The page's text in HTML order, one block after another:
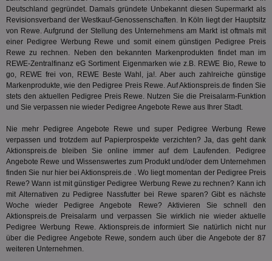
Deutschland gegründet. Damals gründete Unbekannt diesen Supermarkt als
Revisionsverband der Westkauf‑Genossenschaften. In Köln liegt der Hauptsitz
von Rewe. Aufgrund der Stellung des Unternehmens am Markt ist oftmals mit
einer Pedigree Werbung Rewe und somit einem günstigen Pedigree Preis
Rewe zu rechnen. Neben den bekannten Markenprodukten findet man im
REWE-Zentralfinanz eG Sortiment Eigenmarken wie z.B. REWE Bio, Rewe to
go, REWE frei von, REWE Beste Wahl, ja!. Aber auch zahlreiche günstige
Markenprodukte, wie den Pedigree Preis Rewe. Auf Aktionspreis.de finden Sie
stets den aktuellen Pedigree Preis Rewe. Nutzen Sie die Preisalarm-Funktion
und Sie verpassen nie wieder Pedigree Angebote Rewe aus Ihrer Stadt.
Nie mehr Pedigree Angebote Rewe und super Pedigree Werbung Rewe
verpassen und trotzdem auf Papierprospekte verzichten? Ja, das geht dank
Aktionspreis.de bleiben Sie online immer auf dem Laufenden. Pedigree
Angebote Rewe und Wissenswertes zum Produkt und/oder dem Unternehmen
finden Sie nur hier bei Aktionspreis.de . Wo liegt momentan der Pedigree Preis
Rewe? Wann ist mit günstiger Pedigree Werbung Rewe zu rechnen? Kann ich
mit Alternativen zu Pedigree Nassfutter bei Rewe sparen? Gibt es nächste
Woche wieder Pedigree Angebote Rewe? Aktivieren Sie schnell den
Aktionspreis.de Preisalarm und verpassen Sie wirklich nie wieder aktuelle
Pedigree Werbung Rewe. Aktionspreis.de informiert Sie natürlich nicht nur
über die Pedigree Angebote Rewe, sondern auch über die Angebote der 87
weiteren Unternehmen.
Provider / Domäne Ablaufdatum
_ga_BZ0Z3NWXX5
.aktionspreis.de
1 Jahr 1
Monat
von
da_ts
.optinadserving.com 1 Jahr
des
zu
c
Name Provider/Domäne Ablaufdatum
UserID1
ADITION technologies
.adfarm1.adition.com
2 Monate 29
tuuid_lu
.creative-serving.com 12 Monate
Name
Provider/
Domäne
Ablaufdatum
chkChromeAb67Sec .pubmatic.com 3 Monate
Dieses
um
testen, um
mit A/B-
die
Chrome-
Name Provider/Domäne Ablaufdatum
uid-bp-159
StickyADS.tv
.ads.stickyadstv.com
2 Monate
SyncRTB4 .pubmatic.com
3 Monate
XANDR_PANID
Xandr Inc.
3 Monate
C
Adform
.adform.net
1 Monat 1
Tag
ar_debug
.googleadservices.com
3 Monate
receive-
cookie-
deprecation
.doubleclick.net 6 Monate
__gpi .aktionspreis.de
1 Jahr
uid-bp-892
.ads.stickyadstv.com
2 Monate
receive-